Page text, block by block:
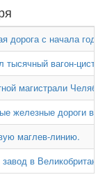
дорога с начала
вагон-
магистрали
железные дороги
маглев-линию.
в